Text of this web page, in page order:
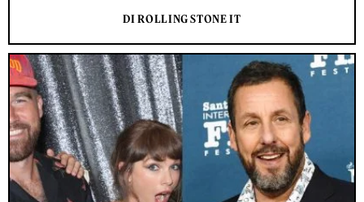
DI ROLLING STONE IT